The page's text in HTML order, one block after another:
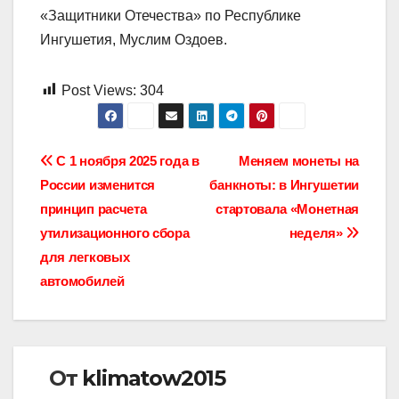
«Защитники Отечества» по Республике
Ингушетия, Муслим Оздоев.
Post Views: 304
Навигация
по
записям
Меняем монеты на
банкноты: в Ингушетии
стартовала «Монетная
неделя»
С 1 ноября 2025 года в
России изменится
принцип расчета
утилизационного сбора
для легковых
автомобилей
От klimatow2015